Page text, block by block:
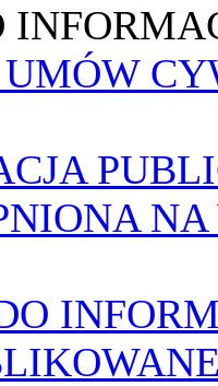
UMÓW